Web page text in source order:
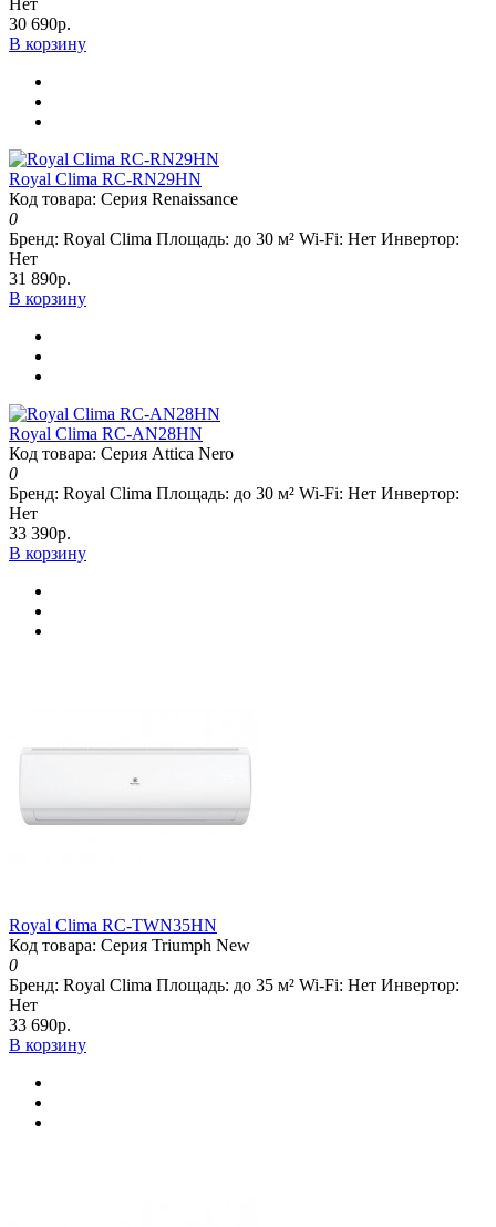
30 690р.
В корзину
Royal Clima RC-RN29HN
Код товара: Серия Renaissance
0
Бренд: Royal Clima Площадь: до 30 м² Wi-Fi: Нет Инвертор:
Нет
31 890р.
В корзину
Royal Clima RC-AN28HN
Код товара: Серия Attica Nero
0
Бренд: Royal Clima Площадь: до 30 м² Wi-Fi: Нет Инвертор:
Нет
33 390р.
В корзину
Royal Clima RC-TWN35HN
Код товара: Серия Triumph New
0
Бренд: Royal Clima Площадь: до 35 м² Wi-Fi: Нет Инвертор:
Нет
33 690р.
В корзину